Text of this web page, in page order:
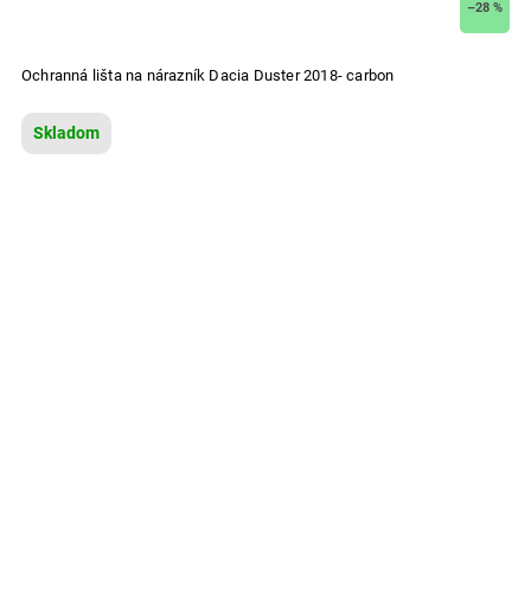
–28 %
Ochranná lišta na nárazník Dacia Duster 2018- carbon
Skladom